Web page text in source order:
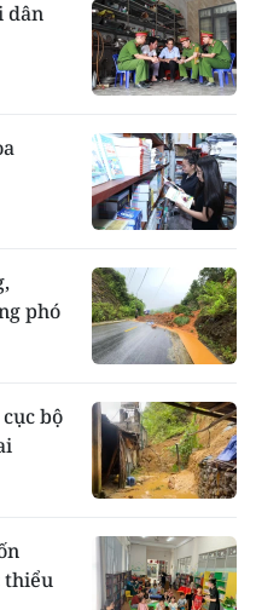
dân
phó
bộ
thiểu